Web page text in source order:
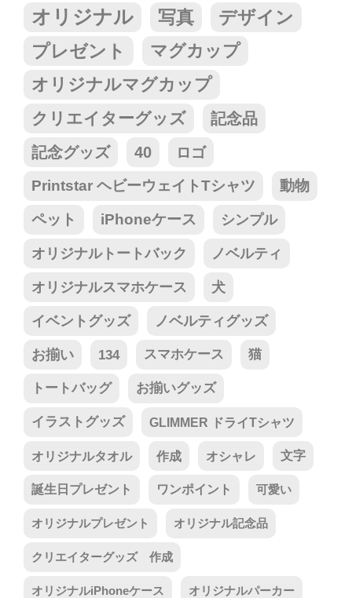
オリジナル 写真
デザイン
プレゼント
マグカップ
オリジナルマグカップ
クリエイターグッズ
記念品
記念グッズ
40 ロゴ
Printstar ヘビーウェイトTシャツ 動物
ペット iPhoneケース シンプル
オリジナルトートバック ノベルティ
オリジナルスマホケース 犬
イベントグッズ ノベルティグッズ
お揃い 134 スマホケース 猫
トートバッグ お揃いグッズ
イラストグッズ GLIMMER ドライTシャツ
オリジナルタオル 作成 オシャレ 文字
誕生日プレゼント ワンポイント 可愛い
オリジナルプレゼント オリジナル記念品
クリエイターグッズ 作成
オリジナルiPhoneケース オリジナルパーカー